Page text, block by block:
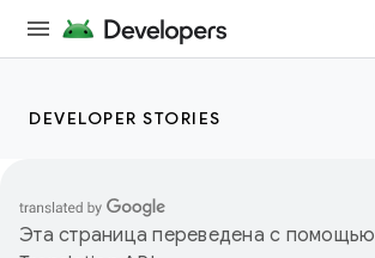
DEVELOPER STORIES
Эта страница переведена с помощью